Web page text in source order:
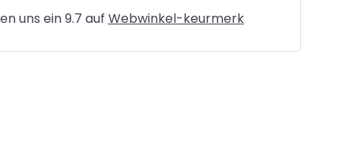
uns ein 9.7 auf Webwinkel-keurmerk